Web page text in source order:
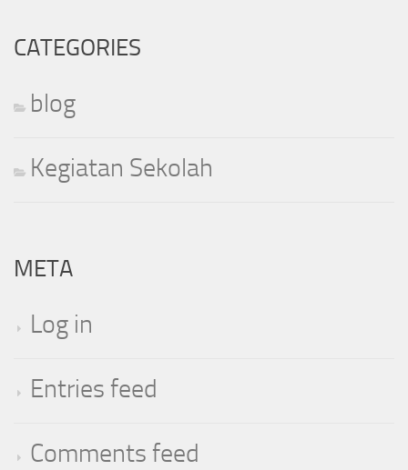
CATEGORIES
blog
Kegiatan Sekolah
META
Log in
Entries feed
Comments feed